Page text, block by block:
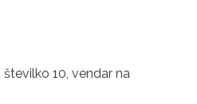
10, vendar na